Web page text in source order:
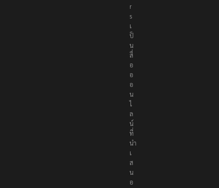
t
e
r
s
เ
ป็
น
สื่
อ
อ
อ
น
ไ
ล
น์
ที่
นำ
เ
ส